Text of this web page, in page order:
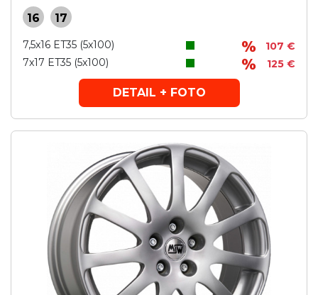
16 17
7,5x16 ET35 (5x100)
107 €
7x17 ET35 (5x100)
125 €
DETAIL + FOTO